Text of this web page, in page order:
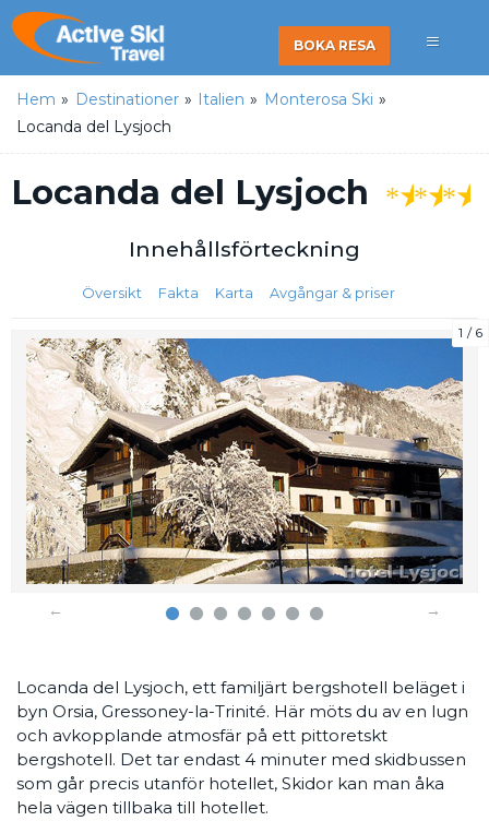
BOKA RESA
Hem » Destinationer » Italien » Monterosa Ski »
Locanda del Lysjoch
Locanda del Lysjoch ★★★
Innehållsförteckning
Översikt Fakta Karta Avgångar & priser
1 6
Locanda del Lysjoch, ett familjärt bergshotell beläget i
byn Orsia, Gressoney-la-Trinité. Här möts du av en lugn
och avkopplande atmosfär på ett pittoretskt
bergshotell. Det tar endast 4 minuter med skidbussen
som går precis utanför hotellet, Skidor kan man åka
hela vägen tillbaka till hotellet.